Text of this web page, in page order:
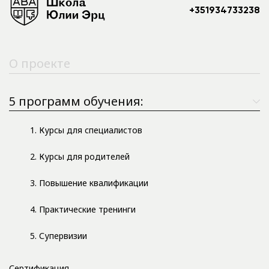
+351934733238
О проекте
5 программ обучения:
1. Курсы для специалистов
2. Курсы для родителей
3. Повышение квалификации
4. Практические тренинги
5. Супервизии